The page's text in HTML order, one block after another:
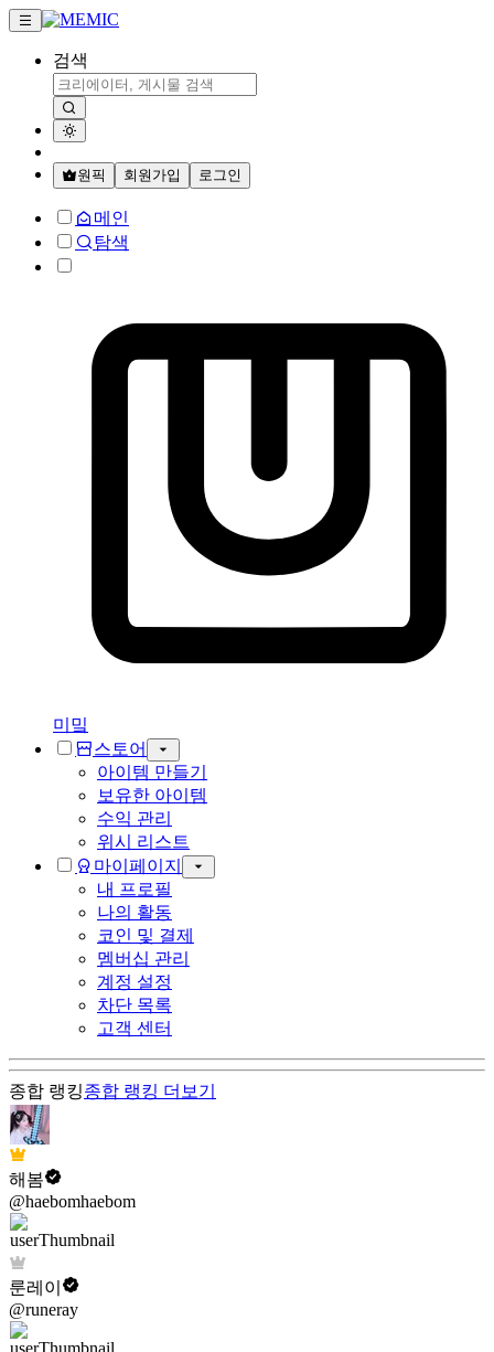
검색
원픽 회원가입 로그인
메인
탐색
미밐
스토어
아이템 만들기
보유한 아이템
수익 관리
위시 리스트
마이페이지
내 프로필
나의 활동
코인 및 결제
멤버십 관리
계정 설정
차단 목록
고객 센터
종합 랭킹종합 랭킹 더보기
해봄
@haebomhaebom
룬레이
@runeray